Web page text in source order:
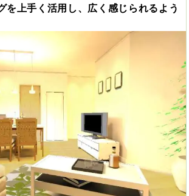
を上手く活用し、広く感じられるよう